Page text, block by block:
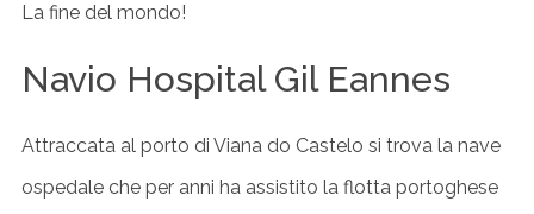
La fine del mondo!
Navio Hospital Gil Eannes
Attraccata al porto di Viana do Castelo si trova la nave
ospedale che per anni ha assistito la flotta portoghese